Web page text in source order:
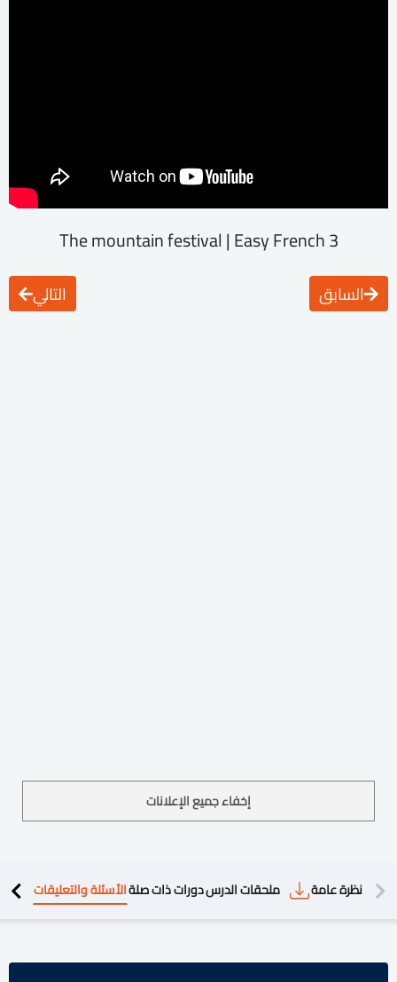
The mountain festival | Easy French 3
السابق التالي
إخفاء جميع الإعلانات
نظرة عامة ملحقات الدرسدورات ذات صلةالأسئلة والتعليقات